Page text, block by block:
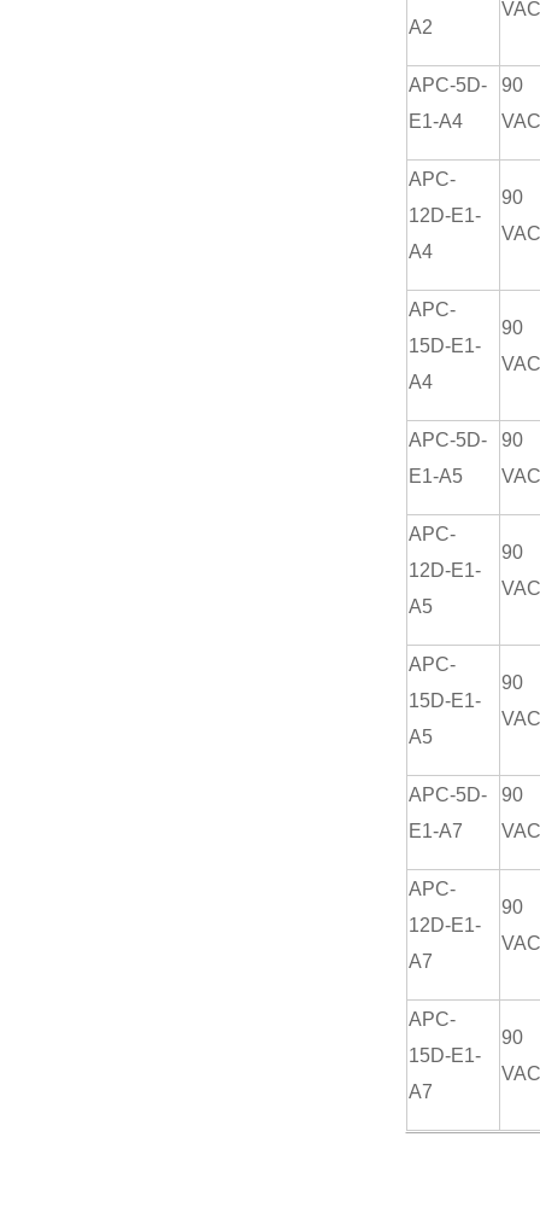
A2
APC-5D-
E1-A4
90
APC-
12D-E1-
A4
90
APC-
15D-E1-
A4
90
APC-5D-
E1-A5
90
APC-
12D-E1-
A5
90
APC-
15D-E1-
A5
90
APC-5D-
E1-A7
90
APC-
12D-E1-
A7
90
APC-
15D-E1-
A7
90